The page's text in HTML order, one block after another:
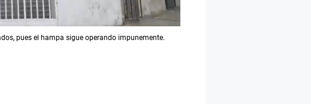
pues el hampa sigue operando impunemente.